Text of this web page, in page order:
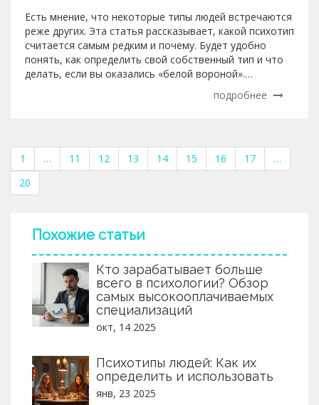
Есть мнение, что некоторые типы людей встречаются
реже других. Эта статья рассказывает, какой психотип
считается самым редким и почему. Будет удобно
понять, как определить свой собственный тип и что
делать, если вы оказались «белой вороной».
для общения и саморазвития. Всё просто и без
подробнее
1 … 11 12 13 14 15 16 17
…
20
Похожие статьи
Кто зарабатывает больше
всего в психологии? Обзор
самых высокооплачиваемых
специализаций
окт, 14 2025
Психотипы людей: Как их
определить и использовать
янв, 23 2025